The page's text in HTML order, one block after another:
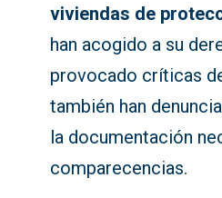
viviendas de
han acogido a su
provocado críticas
también han
la documentación
comparecencias.